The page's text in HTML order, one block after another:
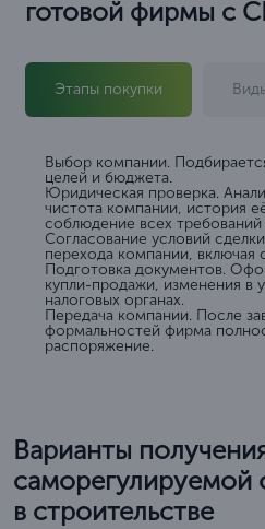
готовой фирмы с
Этапы покупки
Выбор компании.
целей и бюджета.
Юридическая проверка.
чистота компании, история
соблюдение всех
Согласование условий
перехода компании, включая
Подготовка документов.
купли-продажи, изменения в
налоговых органах.
Передача компании. После
формальностей фирма
распоряжение.
Варианты
саморегулируемой
в строительстве